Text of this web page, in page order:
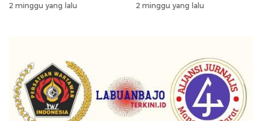
2 minggu yang lalu 2 minggu yang lalu